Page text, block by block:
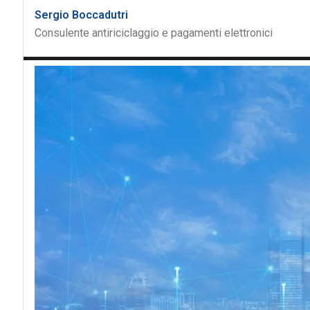
Sergio Boccadutri
Consulente antiriciclaggio e pagamenti elettronici